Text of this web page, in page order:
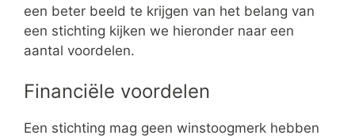
een beter beeld te krijgen van het belang van
een stichting kijken we hieronder naar een
aantal voordelen.
Financiële voordelen
Een stichting mag geen winstoogmerk hebben